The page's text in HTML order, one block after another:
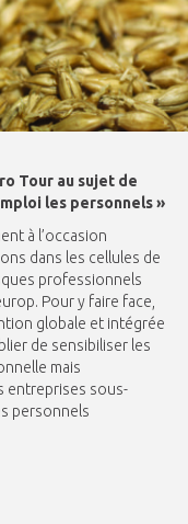
Tour au sujet de
les personnels »
à l’occasion
dans les cellules de
professionnels
Pour y faire face,
globale et intégrée
de sensibiliser les
mais
entreprises sous-
personnels